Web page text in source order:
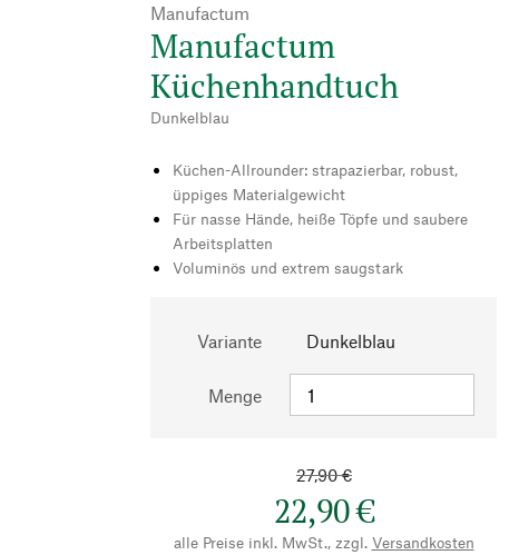
Manufactum
Manufactum
Küchenhandtuch
Dunkelblau
Küchen-Allrounder: strapazierbar, robust,
üppiges Materialgewicht
Für nasse Hände, heiße Töpfe und saubere
Arbeitsplatten
Voluminös und extrem saugstark
Variante Dunkelblau
Menge
27,90 €
22,90 €
alle Preise inkl. MwSt., zzgl. Versandkosten